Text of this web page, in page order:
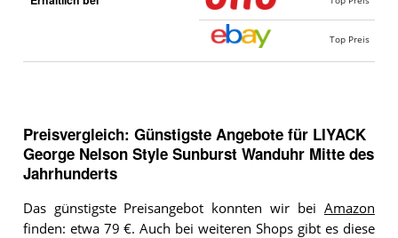
Top Preis
Preisvergleich: Günstigste Angebote für LIYACK
George Nelson Style Sunburst Wanduhr Mitte des
Jahrhunderts
Das günstigste Preisangebot konnten wir bei Amazon
finden: etwa 79 €. Auch bei weiteren Shops gibt es diese